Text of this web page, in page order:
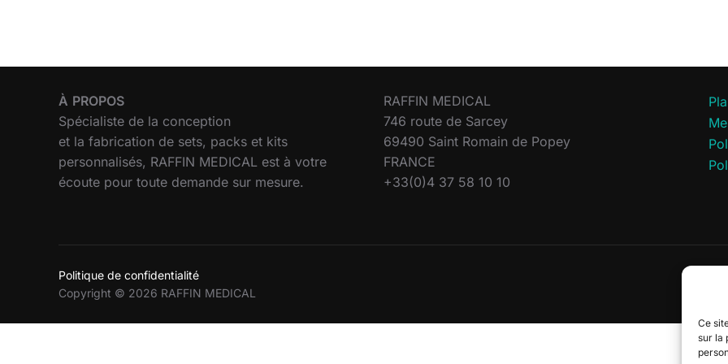
Ce
sur la
À PROPOS
Spécialiste de la conception
et la fabrication de sets, packs et kits
personnalisés, RAFFIN MEDICAL est à votre
écoute pour toute demande sur mesure.
RAFFIN MEDICAL
746 route de Sarcey
69490 Saint Romain de Popey
FRANCE
+33(0)4 37 58 10 10
Politique de confidentialité
Copyright © 2026 RAFFIN MEDICAL